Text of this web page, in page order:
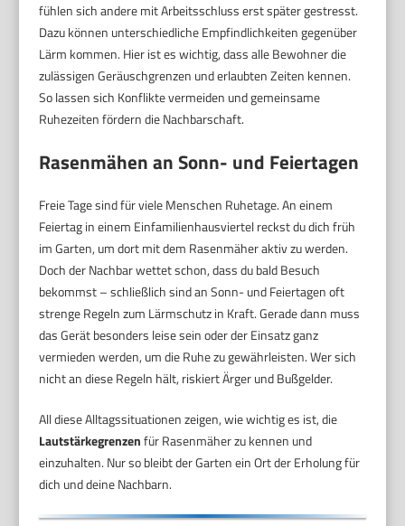
fühlen sich andere mit Arbeitsschluss erst später gestresst.
Dazu können unterschiedliche Empfindlichkeiten gegenüber
Lärm kommen. Hier ist es wichtig, dass alle Bewohner die
zulässigen Geräuschgrenzen und erlaubten Zeiten kennen.
So lassen sich Konflikte vermeiden und gemeinsame
Ruhezeiten fördern die Nachbarschaft.
Rasenmähen an Sonn- und Feiertagen
Freie Tage sind für viele Menschen Ruhetage. An einem
Feiertag in einem Einfamilienhausviertel reckst du dich früh
im Garten, um dort mit dem Rasenmäher aktiv zu werden.
Doch der Nachbar wettet schon, dass du bald Besuch
bekommst – schließlich sind an Sonn- und Feiertagen oft
strenge Regeln zum Lärmschutz in Kraft. Gerade dann muss
das Gerät besonders leise sein oder der Einsatz ganz
vermieden werden, um die Ruhe zu gewährleisten. Wer sich
nicht an diese Regeln hält, riskiert Ärger und Bußgelder.
All diese Alltagssituationen zeigen, wie wichtig es ist, die
Lautstärkegrenzenfür Rasenmäher zu kennen und
einzuhalten. Nur so bleibt der Garten ein Ort der Erholung für
dich und deine Nachbarn.